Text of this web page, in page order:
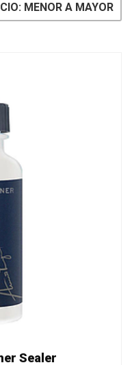
MENOR A MAYOR
Sealer